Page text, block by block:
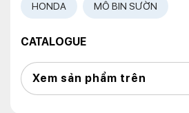
HONDA MÔ BIN SƯỜN
CATALOGUE
Xem sản phẩm trên